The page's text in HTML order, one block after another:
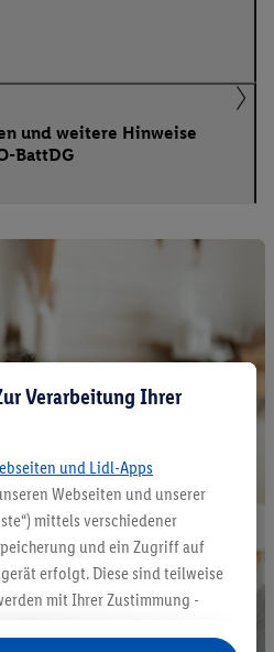
und weitere Hinweise
BattDG
Verarbeitung Ihrer
und Lidl-Apps
Webseiten und unserer
mittels verschiedener
und ein Zugriff auf
erfolgt. Diese sind teilweise
mit Ihrer Zustimmung -